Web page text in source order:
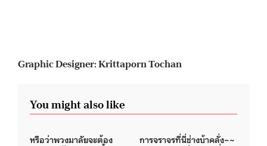
Graphic Designer: Krittaporn Tochan
You might also like
หรือว่าพวงมาลัยจะต้อง
การจราจรที่นี่ช่างบ้าคลั่ง~~